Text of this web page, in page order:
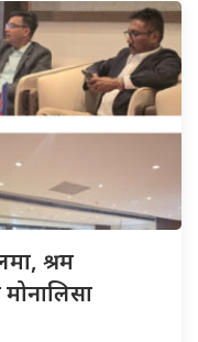
श्रम
मोनालिसा